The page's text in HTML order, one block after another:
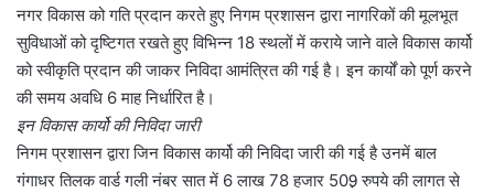
नगर विकास को गति प्रदान करते हुए निगम प्रशासन द्वारा नागरिकों की मूलभूत
सुविधाओं को दृष्टिगत रखते हुए विभिन्न 18 स्थलों में कराये जाने वाले विकास कार्यो
को स्वीकृति प्रदान की जाकर निविदा आमंत्रित की गई है। इन कार्यों को पूर्ण करने
की समय अवधि 6 माह निर्धारित है।
इन विकास कार्यो की निविदा जारी
निगम प्रशासन द्वारा जिन विकास कार्यो की निविदा जारी की गई है उनमें बाल
गंगाधर तिलक वार्ड गली नंबर सात में 6 लाख 78 हजार 509़ रुपये की लागत से